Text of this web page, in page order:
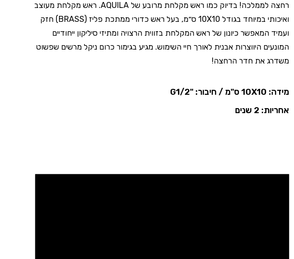
רחצה לממלכה! בדיוק כמו ראש מקלחת מרובע של AQUILA. ראש מקלחת מעוצב
ואיכותי במיוחד בגודל 10X10 ס״מ, בעל ראש כדורי ממתכת פליז (BRASS) חזק
ועמיד המאפשר כיונון של ראש המקלחת בזווית הרצויה ומתיזי סיליקון ייחודיים
המונעים היווצרות אבנית לאורך חיי השימוש. מגיע בגימור כרום ניקל מרשים שפשוט
משדרג את חדר הרחצה!
מידה: 10X10 ס"מ / חיבור: "G1/2
אחריות: 2 שנים